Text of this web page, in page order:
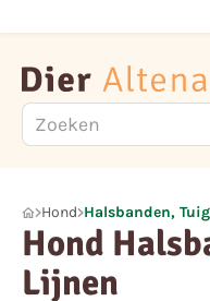
Hond Halsbanden,
Hond
Lijnen